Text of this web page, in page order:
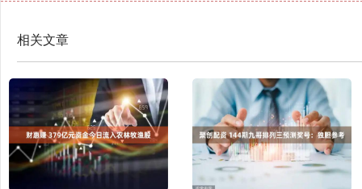
相关文章